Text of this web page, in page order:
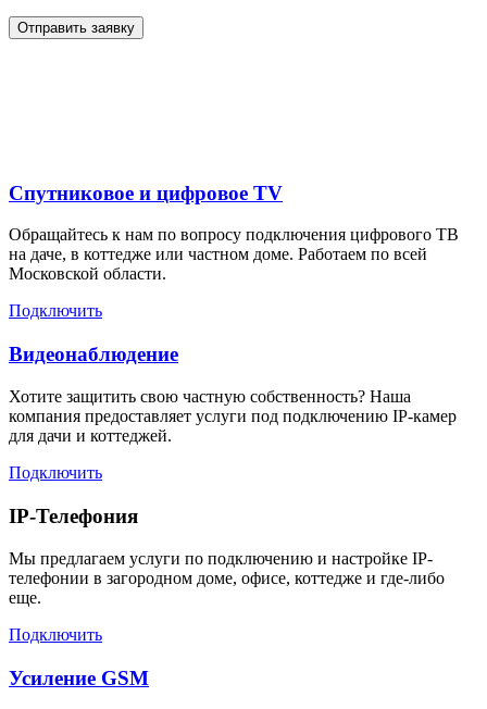
Отправить заявку
Спутниковое и цифровое TV
Обращайтесь к нам по вопросу подключения цифрового ТВ
на даче, в коттедже или частном доме. Работаем по всей
Московской области.
Подключить
Видеонаблюдение
Хотите защитить свою частную собственность? Наша
компания предоставляет услуги под подключению IP-камер
для дачи и коттеджей.
Подключить
IP-Телефония
Мы предлагаем услуги по подключению и настройке IP-
телефонии в загородном доме, офисе, коттедже и где-либо
еще.
Подключить
Усиление GSM